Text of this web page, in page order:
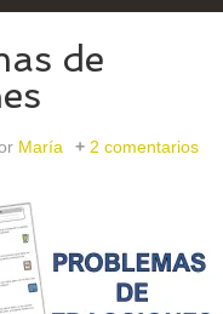
de
María 2 comentarios